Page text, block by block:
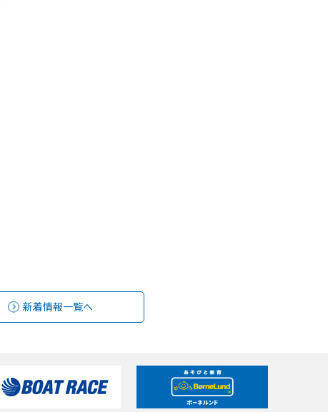
新着情報一覧へ